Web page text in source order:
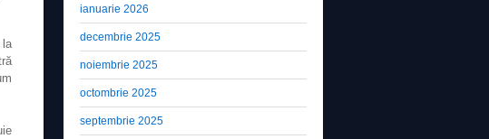
ianuarie 2026
decembrie 2025
noiembrie 2025
octombrie 2025
septembrie 2025